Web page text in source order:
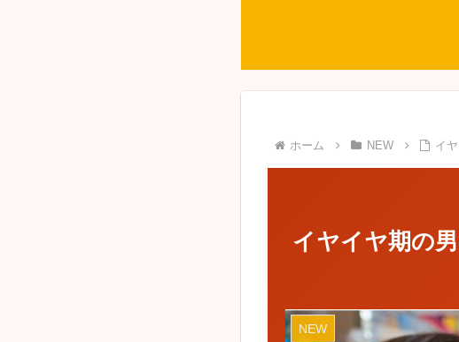
ホーム NEW イ
イヤイヤ期の
NEW